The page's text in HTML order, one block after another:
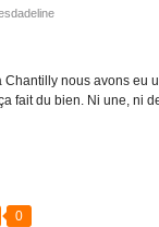
nous avons eu
fait du bien. Ni une, ni
0